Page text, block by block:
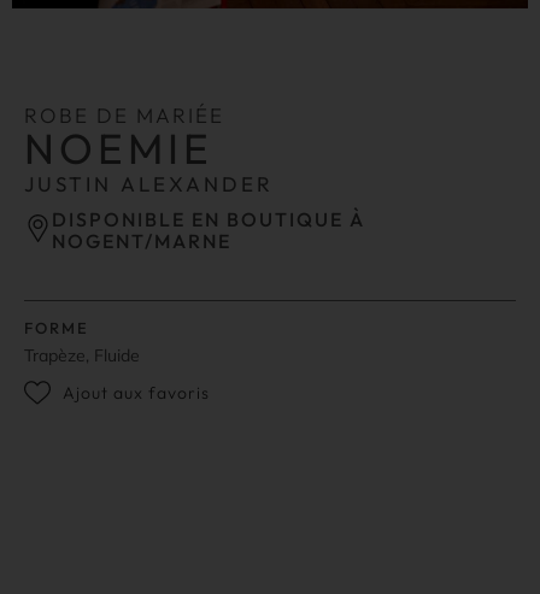
ROBE DE MARIÉE
NOEMIE
JUSTIN ALEXANDER
DISPONIBLE EN BOUTIQUE À
NOGENT/MARNE
FORME
Trapèze, Fluide
Ajout aux favoris